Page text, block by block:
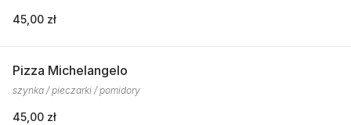
45,00 zł
Pizza Michelangelo
szynka / pieczarki / pomidory
45,00 zł